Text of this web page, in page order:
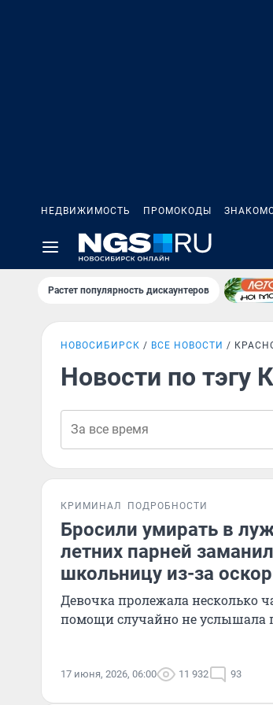
НЕДВИЖИМОСТЬ ПРОМОКОДЫ
Растет популярность дискаунтеров
НОВОСИБИРСК ВСЕ НОВОСТИ
Новости по тэгу
КРИМИНАЛ ПОДРОБНОСТИ
Бросили умирать в
летних парней
школьницу из-за
Девочка пролежала несколько
помощи случайно не услышала
17 июня, 2026, 06:00 11 932 93